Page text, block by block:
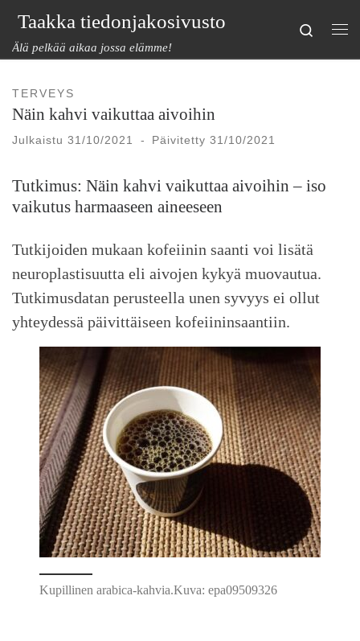
Skip to content
Taakka tiedonjakosivusto
Älä pelkää aikaa jossa elämme!
Search
TERVEYS
Näin kahvi vaikuttaa aivoihin
Julkaistu 31/10/2021 - Päivitetty31/10/2021
Tutkimus: Näin kahvi vaikuttaa aivoihin – iso
vaikutus harmaaseen aineeseen
Tutkijoiden mukaan kofeiinin saanti voi lisätä
neuroplastisuutta eli aivojen kykyä muovautua.
Tutkimusdatan perusteella unen syvyys ei ollut
yhteydessä päivittäiseen kofeiininsaantiin.
Kupillinen arabica-kahvia.Kuva: epa09509326